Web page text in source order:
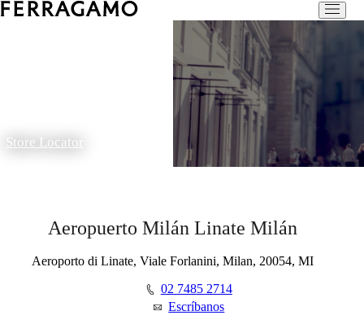
Store Locator
Aeropuerto Milán Linate Milán
Aeroporto di Linate, Viale Forlanini, Milan, 20054, MI
02 7485 2714
Escríbanos